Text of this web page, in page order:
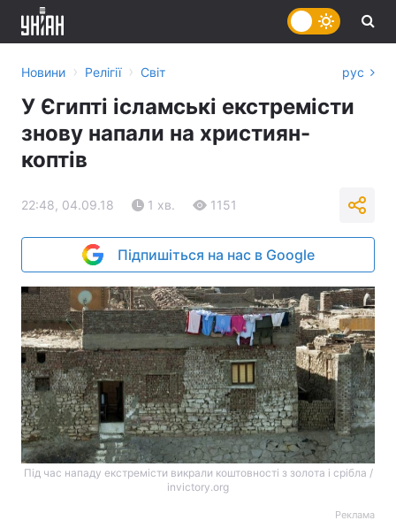
Новини › Релігії › Світ рус
У Єгипті ісламські екстремісти
знову напали на християн-
коптів
22:48, 04.09.18 1 хв. 1151
Підпишіться на нас в Google
Під час нападу екстремісти викрали коштовності з золота і срібла /
invictory.org
Реклама